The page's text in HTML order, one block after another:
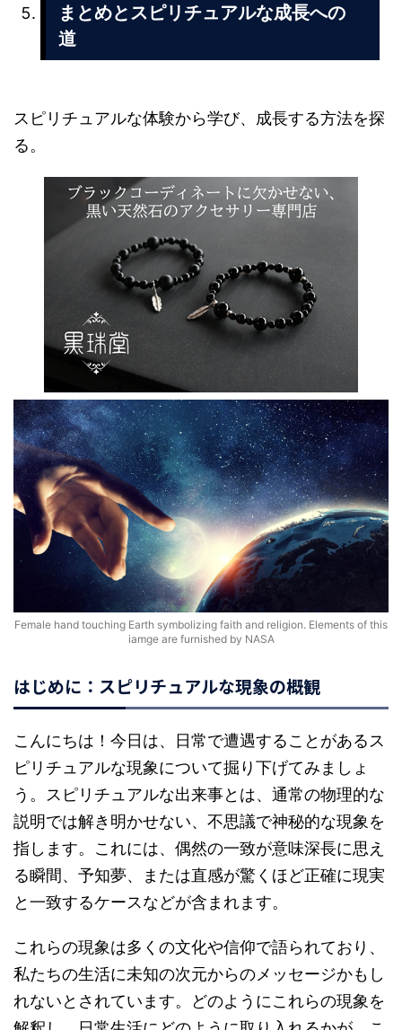
まとめとスピリチュアルな成長への
道
スピリチュアルな体験から学び、成長する方法を探
る。
Female hand touching Earth symbolizing faith and religion. Elements of this
iamge are furnished by NASA
はじめに：スピリチュアルな現象の概観
こんにちは！今日は、日常で遭遇することがあるス
ピリチュアルな現象について掘り下げてみましょ
う。スピリチュアルな出来事とは、通常の物理的な
説明では解き明かせない、不思議で神秘的な現象を
指します。これには、偶然の一致が意味深長に思え
る瞬間、予知夢、または直感が驚くほど正確に現実
と一致するケースなどが含まれます。
これらの現象は多くの文化や信仰で語られており、
私たちの生活に未知の次元からのメッセージかもし
れないとされています。どのようにこれらの現象を